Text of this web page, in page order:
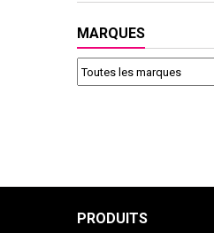
MARQUES
PRODUITS